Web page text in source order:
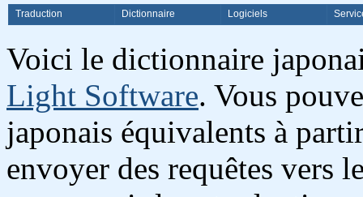
Traduction Dictionnaire Logiciels
Voici le dictionnaire
Light Software. Vous
japonais équivalents à
envoyer des requêtes vers